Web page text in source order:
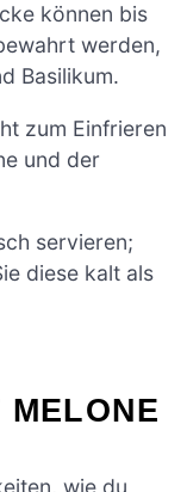
können bis
werden,
Basilikum.
zum Einfrieren
und der
servieren;
diese kalt als
wie du